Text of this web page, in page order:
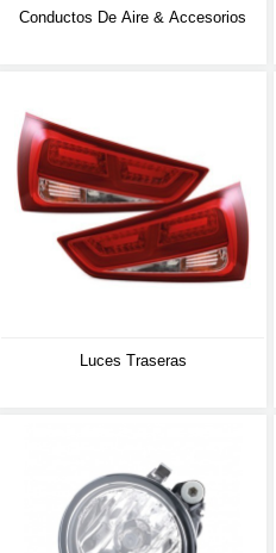
Conductos De Aire & Accesorios
Luces Traseras